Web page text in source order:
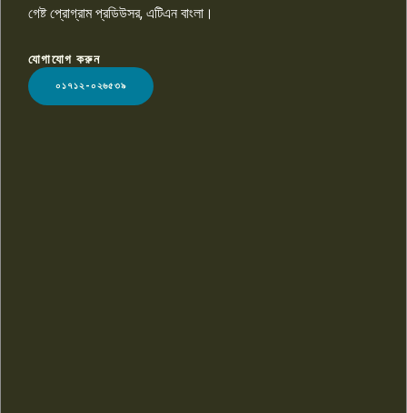
LOGO
গেষ্ট প্রোগ্রাম প্রডিউসর, এটিএন বাংলা।
যোগাযোগ করুন
০১৭১২-০২৬৫৩৯